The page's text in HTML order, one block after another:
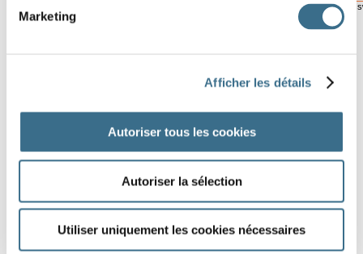
Marketing
Afficher les détails
Autoriser tous les cookies
Autoriser la sélection
Utiliser uniquement les cookies nécessaires
Software © 2014